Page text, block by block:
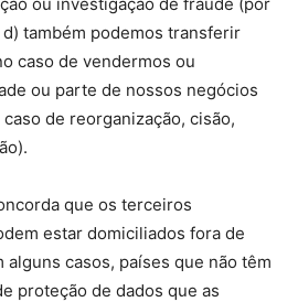
também podemos transferir
caso de vendermos ou
ou parte de nossos negócios
de reorganização, cisão,
que os terceiros
estar domiciliados fora de
alguns casos, países que não têm
proteção de dados que as